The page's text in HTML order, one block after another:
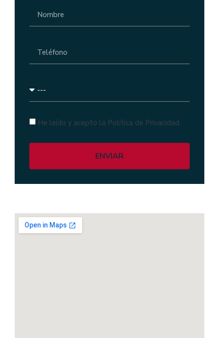
He leído y acepto la Política de Privacidad
ENVIAR